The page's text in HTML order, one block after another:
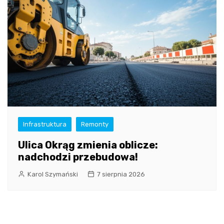
Infrastruktura Remonty
Ulica Okrąg zmienia oblicze:
nadchodzi przebudowa!
Karol Szymański 7 sierpnia 2026